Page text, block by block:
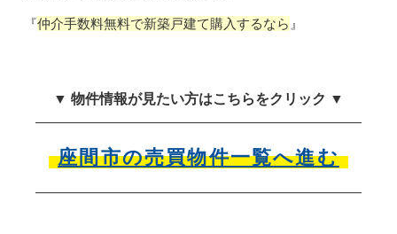
『仲介手数料無料で新築戸建て購入するなら 』
▼ 物件情報が見たい方はこちらをクリック ▼
座間市の売買物件一覧へ進む